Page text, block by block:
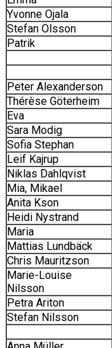
Yvonne Ojala
Stefan Olsson
Patrik
Peter Alexanderson
Thérèse Göterheim
Eva
Sara Modig
Sofia Stephan
Leif Kajrup
Niklas Dahlqvist
Mia, Mikael
Anita Kson
Heidi Nystrand
Maria
Mattias Lundbäck
Chris Mauritzson
Marie-Louise
Nilsson
Petra Ariton
Stefan Nilsson